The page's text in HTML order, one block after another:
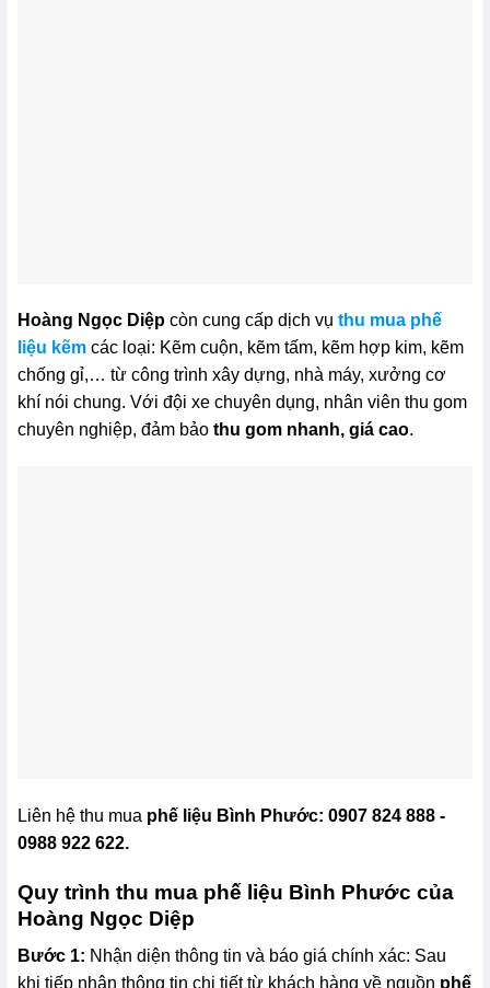
Hoàng Ngọc Diệpcòn cung cấp dịch vụ thu mua phế
liệu kẽmcác loại: Kẽm cuộn, kẽm tấm, kẽm hợp kim, kẽm
chống gỉ,… từ công trình xây dựng, nhà máy, xưởng cơ
khí nói chung. Với đội xe chuyên dụng, nhân viên thu gom
chuyên nghiệp, đảm bảo thu gom nhanh, giá cao.
Liên hệ thu mua phế liệu Bình Phước: 0907 824 888 -
0988 922 622.
Quy trình thu mua phế liệu Bình Phước của
Hoàng Ngọc Diệp
Bước 1: Nhận diện thông tin và báo giá chính xác: Sau
khi tiếp nhận thông tin chi tiết từ khách hàng về nguồn phế